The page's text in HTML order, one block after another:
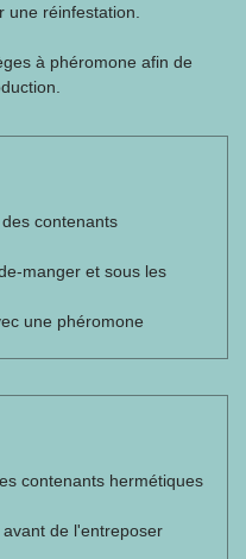
réinfestation.
à phéromone afin de
contenants
manger et sous les
une phéromone
contenants hermétiques
de l'entreposer